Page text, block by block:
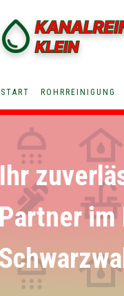
START ROHRREINIGUNG
Ihr
Partner im